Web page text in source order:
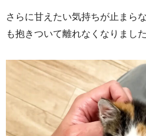
さらに甘えたい気持ちが止まら
も抱きついて離れなくなりまし